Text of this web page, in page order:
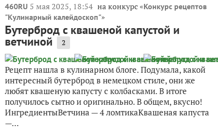
460RU 5 мая 2025, 18:54 на конкурс «Конкурс рецептов
"Кулинарный калейдоскоп"»
Бутерброд с квашеной капустой и
ветчиной 2
Рецепт нашла в кулинарном блоге. Подумала, какой
интересный бутерброд в немецком стиле, они же
любят квашеную капусту с колбасками. В итоге
получилось сытно и оригинально. В общем, вкусно!
ИнгредиентыВетчина — 4 ломтикаКвашеная капуста
—...